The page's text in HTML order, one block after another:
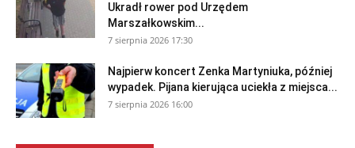
Ukradł rower pod Urzędem
Marszałkowskim...
7 sierpnia 2026 17:30
Najpierw koncert Zenka Martyniuka, później
wypadek. Pijana kierująca uciekła z miejsca...
7 sierpnia 2026 16:00